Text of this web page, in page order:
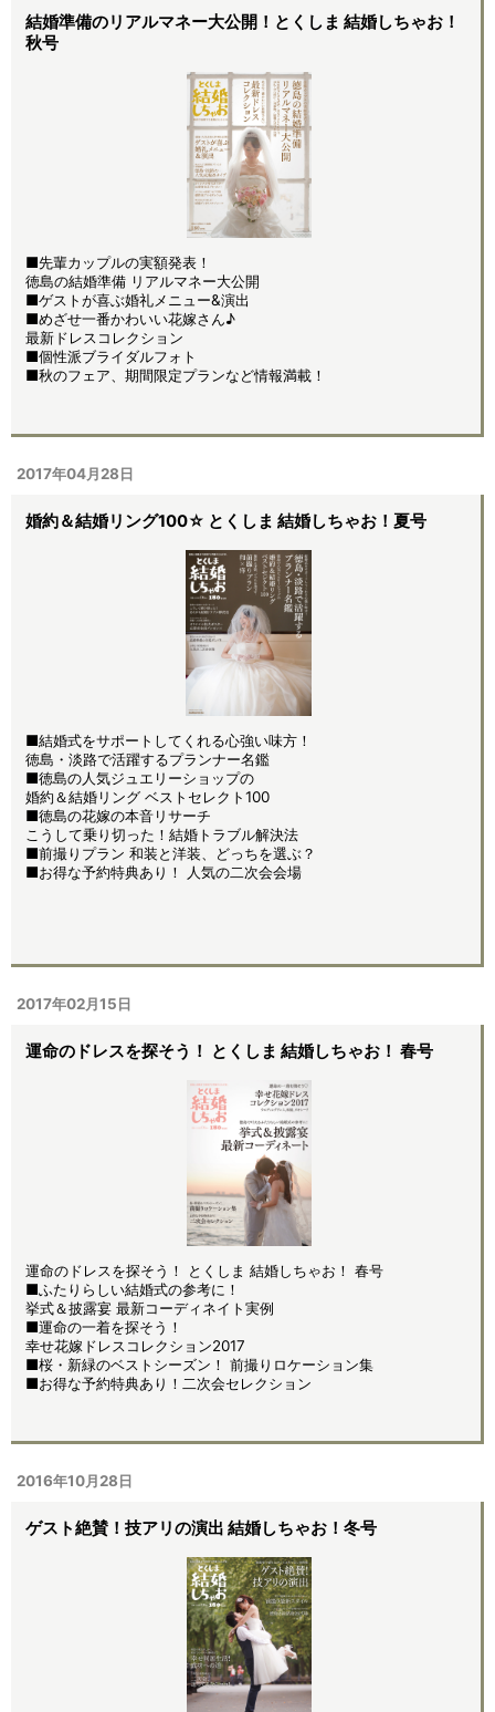
結婚準備のリアルマネー大公開！とくしま 結婚しちゃお！
秋号
■先輩カップルの実額発表！
徳島の結婚準備 リアルマネー大公開
■ゲストが喜ぶ婚礼メニュー&演出
■めざせ一番かわいい花嫁さん♪
最新ドレスコレクション
■個性派ブライダルフォト
■秋のフェア、期間限定プランなど情報満載！
2017年04月28日
婚約＆結婚リング100☆ とくしま 結婚しちゃお！夏号
■結婚式をサポートしてくれる心強い味方！
徳島・淡路で活躍するプランナー名鑑
■徳島の人気ジュエリーショップの
婚約＆結婚リング ベストセレクト100
■徳島の花嫁の本音リサーチ
こうして乗り切った！結婚トラブル解決法
■前撮りプラン 和装と洋装、どっちを選ぶ？
■お得な予約特典あり！ 人気の二次会会場
2017年02月15日
運命のドレスを探そう！ とくしま 結婚しちゃお！ 春号
運命のドレスを探そう！ とくしま 結婚しちゃお！ 春号
■ふたりらしい結婚式の参考に！
挙式＆披露宴 最新コーディネイト実例
■運命の一着を探そう！
幸せ花嫁ドレスコレクション2017
■桜・新緑のベストシーズン！ 前撮りロケーション集
■お得な予約特典あり！二次会セレクション
2016年10月28日
ゲスト絶賛！技アリの演出 結婚しちゃお！冬号